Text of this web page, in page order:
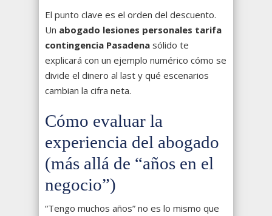
El punto clave es el orden del descuento.
Un abogado lesiones personales tarifa
contingencia Pasadena sólido te
explicará con un ejemplo numérico cómo se
divide el dinero al last y qué escenarios
cambian la cifra neta.
Cómo evaluar la
experiencia del abogado
(más allá de “años en el
negocio”)
“Tengo muchos años” no es lo mismo que